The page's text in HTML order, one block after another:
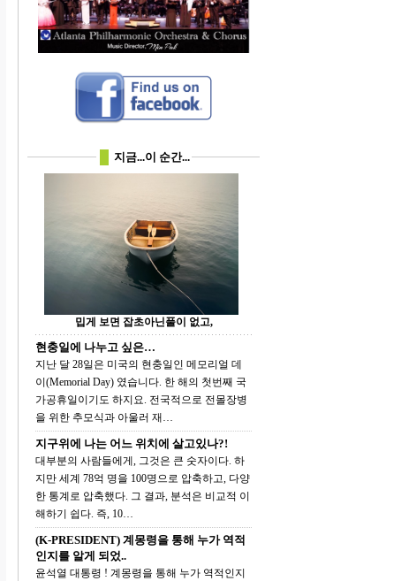
지금...이 순간...
밉게 보면 잡초아닌풀이 없고,
현충일에 나누고 싶은…
지난 달 28일은 미국의 현충일인 메모리얼 데
이(Memorial Day) 였습니다. 한 해의 첫번째 국
가공휴일이기도 하지요. 전국적으로 전몰장병
을 위한 추모식과 아울러 재…
지구위에 나는 어느 위치에 살고있나?!
대부분의 사람들에게, 그것은 큰 숫자이다. 하
지만 세계 78억 명을 100명으로 압축하고, 다양
한 통계로 압축했다. 그 결과, 분석은 비교적 이
해하기 쉽다. 즉, 10…
(K-PRESIDENT) 계몽령을 통해 누가 역적
인지를 알게 되었..
윤석열 대통령 ! 계몽령을 통해 누가 역적인지